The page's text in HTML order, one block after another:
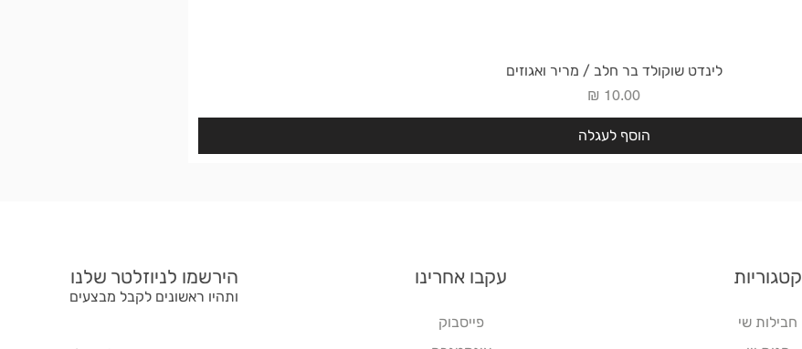
תצוגה מהירה
לינדט שוקולד בר חלב / מריר ואגוזים
מחיר
הוסף לעגלה
הירשמו לניוזלטר שלנו
ותהיו ראשונים לקבל מבצעים
עקבו אחרינו
פייסבוק
קטגוריות
חבילות שי